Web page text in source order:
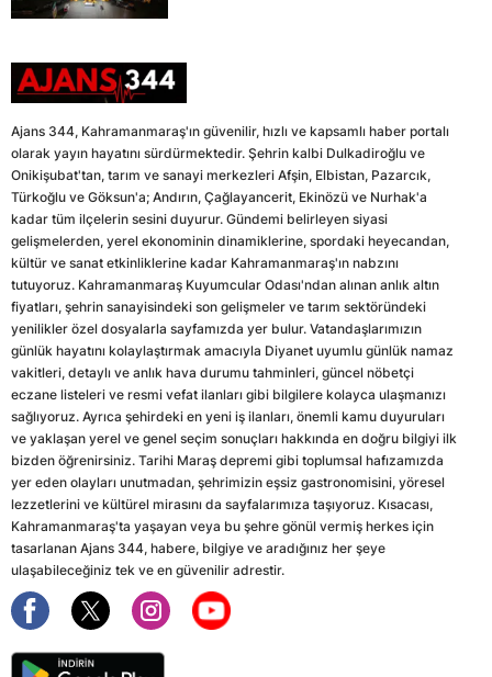
Ajans 344, Kahramanmaraş'ın güvenilir, hızlı ve kapsamlı haber portalı
olarak yayın hayatını sürdürmektedir. Şehrin kalbi Dulkadiroğlu ve
Onikişubat'tan, tarım ve sanayi merkezleri Afşin, Elbistan, Pazarcık,
Türkoğlu ve Göksun'a; Andırın, Çağlayancerit, Ekinözü ve Nurhak'a
kadar tüm ilçelerin sesini duyurur. Gündemi belirleyen siyasi
gelişmelerden, yerel ekonominin dinamiklerine, spordaki heyecandan,
kültür ve sanat etkinliklerine kadar Kahramanmaraş'ın nabzını
tutuyoruz. Kahramanmaraş Kuyumcular Odası'ndan alınan anlık altın
fiyatları, şehrin sanayisindeki son gelişmeler ve tarım sektöründeki
yenilikler özel dosyalarla sayfamızda yer bulur. Vatandaşlarımızın
günlük hayatını kolaylaştırmak amacıyla Diyanet uyumlu günlük namaz
vakitleri, detaylı ve anlık hava durumu tahminleri, güncel nöbetçi
eczane listeleri ve resmi vefat ilanları gibi bilgilere kolayca ulaşmanızı
sağlıyoruz. Ayrıca şehirdeki en yeni iş ilanları, önemli kamu duyuruları
ve yaklaşan yerel ve genel seçim sonuçları hakkında en doğru bilgiyi ilk
bizden öğrenirsiniz. Tarihi Maraş depremi gibi toplumsal hafızamızda
yer eden olayları unutmadan, şehrimizin eşsiz gastronomisini, yöresel
lezzetlerini ve kültürel mirasını da sayfalarımıza taşıyoruz. Kısacası,
Kahramanmaraş'ta yaşayan veya bu şehre gönül vermiş herkes için
tasarlanan Ajans 344, habere, bilgiye ve aradığınız her şeye
ulaşabileceğiniz tek ve en güvenilir adrestir.